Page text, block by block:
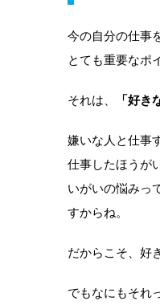
今の自分の仕事
とても重要なポ
それは、 「好き
嫌いな人と仕事
仕事したほうが
いがいの悩みっ
すからね。
だからこそ、好
でもなにもそれ